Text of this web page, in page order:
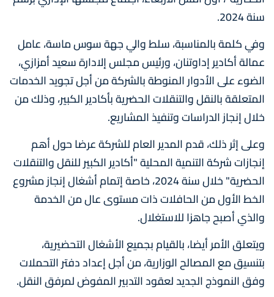
سنة 2024.
وفي كلمة بالمناسبة، سلط والي جهة سوس ماسة، عامل
عمالة أكادير إداوتنان، ورئيس مجلس إلادارة سعيد أمزازي،
الضوء على الأدوار المنوطة بالشركة من أجل تجويد الخدمات
المتعلقة بالنقل والتنقلات الحضرية بأكادير الكبير، وذلك من
خلال إنجاز الدراسات وتنفيذ المشاريع.
وعلى إثر ذلك، قدم المدير العام للشركة عرضا حول أهم
إنجازات شركة التنمية المحلية "أكادير الكبير للنقل والتنقلات
الحضرية" خلال سنة 2024، خاصة إتمام أشغال إنجاز مشروع
الخط الأول من الحافلات ذات مستوى عال من الخدمة
والذي أصبح جاهزا للاستغلال.
ويتعلق الأمر أيضا، بالقيام بجميع الأشغال التحضيرية،
بتنسيق مع المصالح الوزارية، من أجل إعداد دفتر التحملات
وفق النموذج الجديد لعقود التدبير المفوض لمرفق النقل.